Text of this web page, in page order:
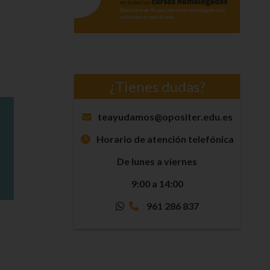
¿Tienes dudas?
teayudamos@opositer.edu.es
Horario de atención telefónica
De lunes a viernes
9:00 a 14:00
961 286 837